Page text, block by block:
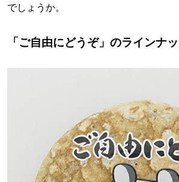
でしょうか。
「ご自由にどうぞ」のラインナ